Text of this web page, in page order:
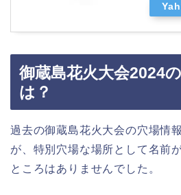
御蔵島花火大会2024
は？
過去の御蔵島花火大会の穴場情
が、特別穴場な場所として名前
ところはありませんでした。